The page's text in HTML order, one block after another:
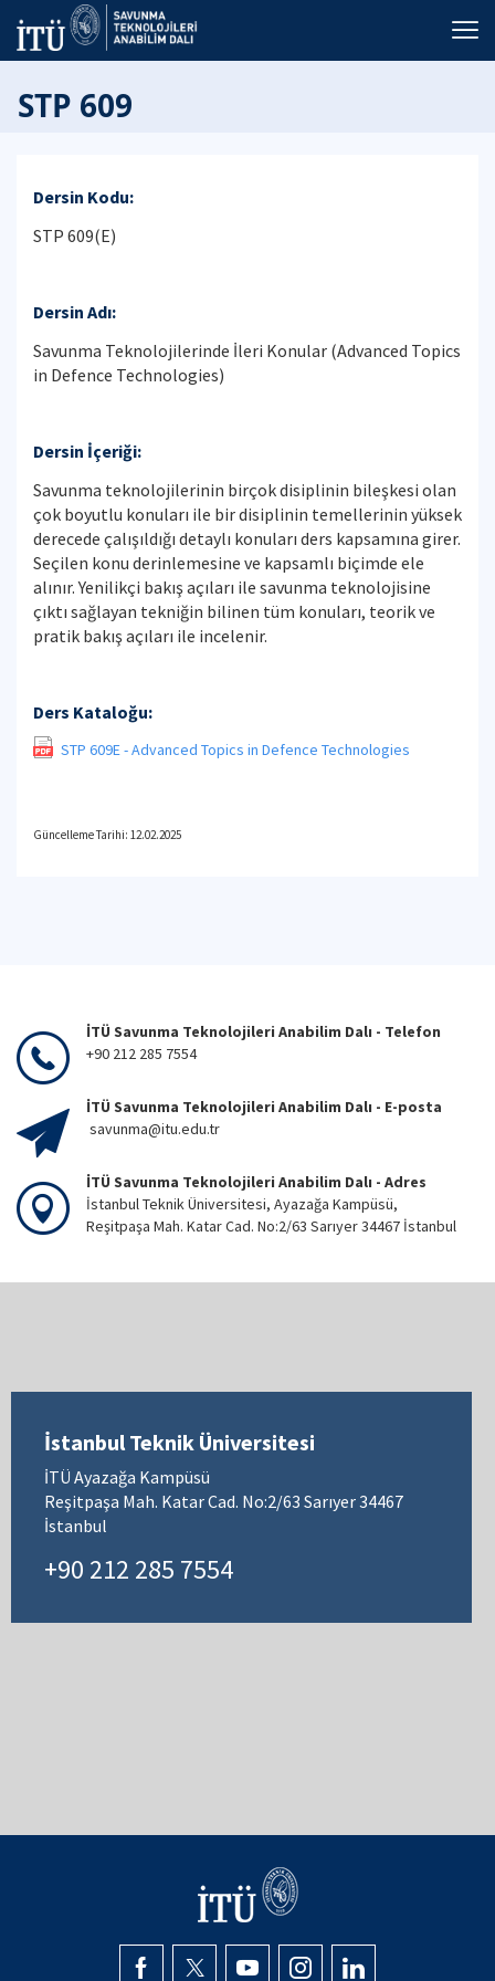
STP 609
Dersin Kodu:
STP 609(E)
Dersin Adı:
Savunma Teknolojilerinde İleri Konular (Advanced Topics
in Defence Technologies)
Dersin İçeriği:
Savunma teknolojilerinin birçok disiplinin bileşkesi olan
çok boyutlu konuları ile bir disiplinin temellerinin yüksek
derecede çalışıldığı detaylı konuları ders kapsamına girer.
Seçilen konu derinlemesine ve kapsamlı biçimde ele
alınır. Yenilikçi bakış açıları ile savunma teknolojisine
çıktı sağlayan tekniğin bilinen tüm konuları, teorik ve
pratik bakış açıları ile incelenir.
Ders Kataloğu:
STP 609E - Advanced Topics in Defence Technologies
Güncelleme Tarihi: 12.02.2025
İTÜ Savunma Teknolojileri Anabilim Dalı - Telefon
+90 212 285 7554
İTÜ Savunma Teknolojileri Anabilim Dalı - E-posta
savunma@itu.edu.tr
İTÜ Savunma Teknolojileri Anabilim Dalı - Adres
İstanbul Teknik Üniversitesi, Ayazağa Kampüsü,
Reşitpaşa Mah. Katar Cad. No:2/63 Sarıyer 34467 İstanbul
İstanbul Teknik Üniversitesi
İTÜ Ayazağa Kampüsü
Reşitpaşa Mah. Katar Cad. No:2/63 Sarıyer 34467
İstanbul
+90 212 285 7554